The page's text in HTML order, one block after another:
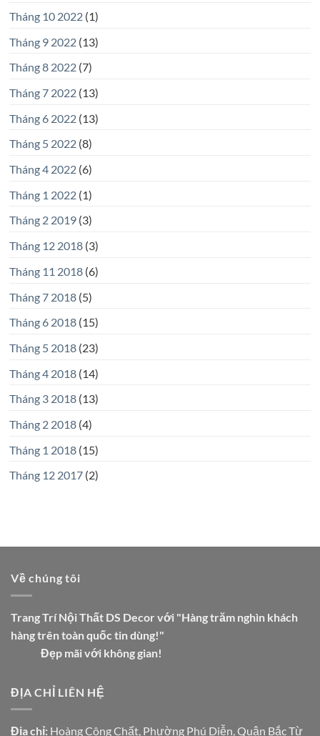
Tháng 10 2022(1)
Tháng 9 2022(13)
Tháng 8 2022(7)
Tháng 7 2022(13)
Tháng 6 2022(13)
Tháng 5 2022(8)
Tháng 4 2022(6)
Tháng 1 2022(1)
Tháng 2 2019(3)
Tháng 12 2018(3)
Tháng 11 2018(6)
Tháng 7 2018(5)
Tháng 6 2018(15)
Tháng 5 2018(23)
Tháng 4 2018(14)
Tháng 3 2018(13)
Tháng 2 2018(4)
Tháng 1 2018(15)
Tháng 12 2017(2)
Về chúng tôi
Trang Trí Nội Thất DS Decor với "Hàng trăm nghìn khách
hàng trên toàn quốc tin dùng!"
Đẹp mãi với không gian!
ĐỊA CHỈ LIÊN HỆ
Địa chỉ: Hoàng Công Chất, Phường Phú Diễn, Quận Bắc Từ